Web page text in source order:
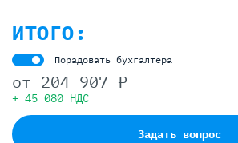
ИТОГО:
Порадовать бухгалтера
от 204 907 ₽
+ 45 080 НДС
Задать вопрос